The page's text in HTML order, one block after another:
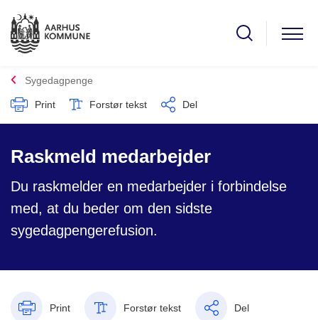
Sygedagpenge
Print Forstør tekst Del
Raskmeld medarbejder
Du raskmelder en medarbejder i forbindelse
med, at du beder om den sidste
sygedagpengerefusion.
Print Forstør tekst Del